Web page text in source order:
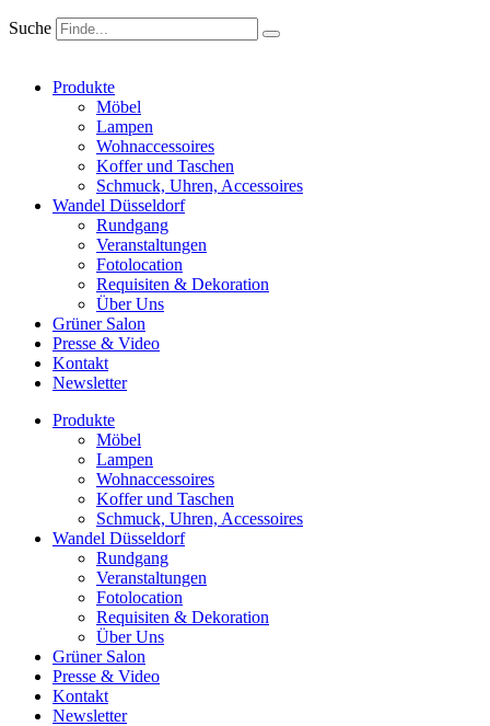
Suche
Produkte
Möbel
Lampen
Wohnaccessoires
Koffer und Taschen
Schmuck, Uhren, Accessoires
Wandel Düsseldorf
Rundgang
Veranstaltungen
Fotolocation
Requisiten & Dekoration
Über Uns
Grüner Salon
Presse & Video
Kontakt
Newsletter
Produkte
Möbel
Lampen
Wohnaccessoires
Koffer und Taschen
Schmuck, Uhren, Accessoires
Wandel Düsseldorf
Rundgang
Veranstaltungen
Fotolocation
Requisiten & Dekoration
Über Uns
Grüner Salon
Presse & Video
Kontakt
Newsletter